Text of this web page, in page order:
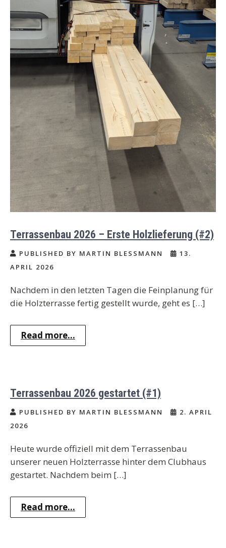
Terrassenbau 2026 – Erste Holzlieferung (#2)
PUBLISHED BY MARTIN BLESSMANN
13.
APRIL 2026
Nachdem in den letzten Tagen die Feinplanung für
die Holzterrasse fertig gestellt wurde, geht es […]
Read more...
Terrassenbau 2026 gestartet (#1)
PUBLISHED BY MARTIN BLESSMANN
2. APRIL
2026
Heute wurde offiziell mit dem Terrassenbau
unserer neuen Holzterrasse hinter dem Clubhaus
gestartet. Nachdem beim […]
Read more...